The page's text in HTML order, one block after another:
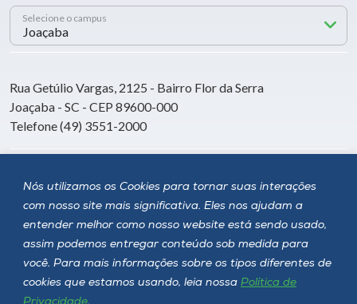
Nós utilizamos os Cookies para tornar suas interações
com nosso site mais significativa. Eles nos ajudam a
entender melhor como nosso website está sendo usado,
assim podemos entregar conteúdo sob medida para
você. Para mais informações sobre os tipos diferentes de
cookies que estamos usando, leia nossa Política de
Privacidade.
Selecione o campus
Rua Getúlio Vargas, 2125 - Bairro Flor da Serra
Joaçaba - SC - CEP 89600-000
Telefone (49) 3551-2000
Siga a Unoesc